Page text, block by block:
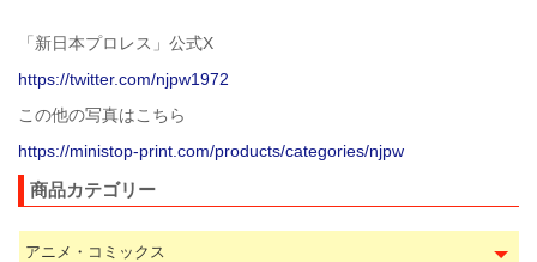
「新日本プロレス」公式X
https://twitter.com/njpw1972
この他の写真はこちら
https://ministop-print.com/products/categories/njpw
商品カテゴリー
アニメ・コミックス